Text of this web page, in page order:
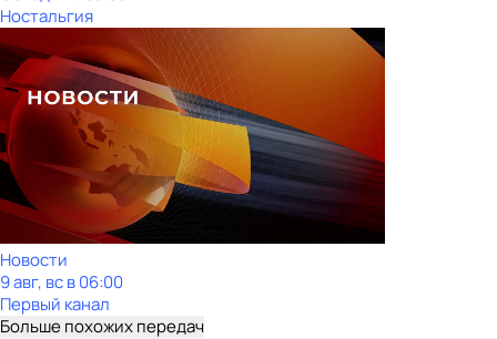
Ностальгия
Новости
9 авг, вс в 06:00
Первый канал
Больше похожих передач